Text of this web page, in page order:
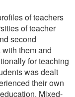
of teachers
of teacher
second
them and
for teaching
was dealt
their own
Mixed-